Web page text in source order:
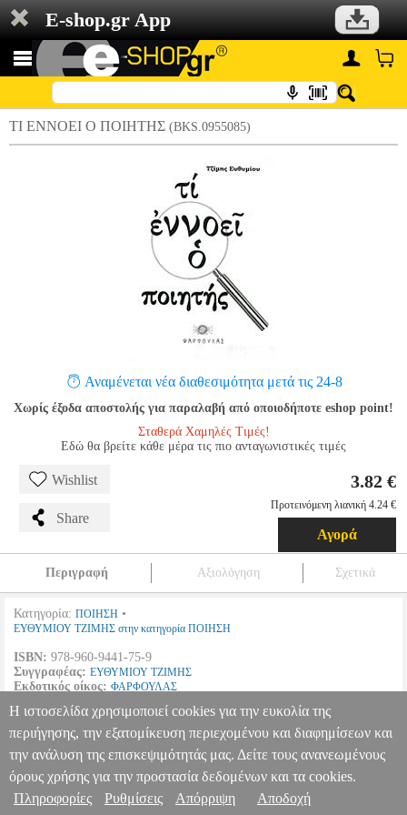
E-shop.gr App
ΤΙ ΕΝΝΟΕΙ Ο ΠΟΙΗΤΗΣ (BKS.0955085)
Αναμένεται νέα διαθεσιμότητα μετά τις 24-8
Χωρίς έξοδα αποστολής για παραλαβή από οποιοδήποτε eshop point!
Σταθερά Χαμηλές Τιμές!
Εδώ θα βρείτε κάθε μέρα τις πιο ανταγωνιστικές τιμές
Wishlist
Share
3.82 €
Προτεινόμενη λιανική 4.24 €
Αγορά
Περιγραφή Αξιολόγηση Σχετικά
Κατηγορία: ΠΟΙΗΣΗ •
ΕΥΘΥΜΙΟΥ ΤΖΙΜΗΣ στην κατηγορία ΠΟΙΗΣΗ
ISBN: 978-960-9441-75-9
Συγγραφέας: ΕΥΘΥΜΙΟΥ ΤΖΙΜΗΣ
Εκδοτικός οίκος: ΦΑΡΦΟΥΛΑΣ
Διαστάσεις:14Χ21
Ημερομηνία Έκδοσης: Ιούνιος 2016
ΤΙ ΕΝΝΟΕΙ Ο ΠΟΙΗΤΗΣ BKS.0955085 BKS.0955085
ΕΥΘΥΜΙΟΥ ΤΖΙΜΗΣ ΕΥΘΥΜΙΟΥ ΤΖΙΜΗΣ ΠΟΙΗΣΗ Κατηγορία:
ΠΟΙΗΣΗ •ΕΥΘΥΜΙΟΥ ΤΖΙΜΗΣ στην κατηγορία ΠΟΙΗΣΗ ISBN:
978-960-9441-75-9 Συγγραφέας: ΕΥΘΥΜΙΟΥ ΤΖΙΜΗΣ Εκδοτικός
Πληροφορίες & Υπηρεσίες >
Η ιστοσελίδα χρησιμοποιεί cookies για την ευκολία της
περιήγησης, την εξατομίκευση περιεχομένου και διαφημίσεων και
την ανάλυση της επισκεψιμότητάς μας. Δείτε τους ανανεωμένους
όρους χρήσης για την προστασία δεδομένων και τα cookies.
Πληροφορίες
Ρυθμίσεις Απόρριψη Αποδοχή